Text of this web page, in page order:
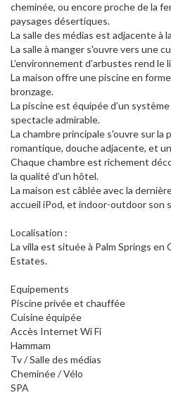
cheminée, ou encore proche de la
paysages désertiques.
La salle des médias est adjacente à
La salle à manger s'ouvre vers une
L’environnement d’arbustes rend
La maison offre une piscine en
bronzage.
La piscine est équipée d’un
spectacle admirable.
La chambre principale s'ouvre sur la
romantique, douche adjacente, et
Chaque chambre est richement
la qualité d’un hôtel.
La maison est câblée avec la
accueil iPod, et indoor-outdoor son
Localisation :
La villa est située à Palm Springs en
Estates.
Equipements
Piscine privée et chauffée
Cuisine équipée
Accès Internet Wi Fi
Hammam
Tv / Salle des médias
Cheminée / Vélo
SPA